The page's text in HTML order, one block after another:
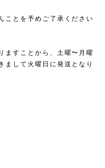
ことを予めご了承ください
ますことから、土曜〜月曜
まして火曜日に発送となり